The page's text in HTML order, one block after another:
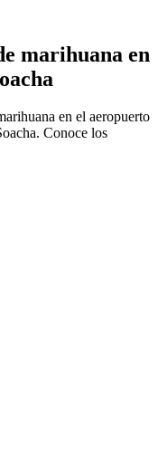
marihuana en
en el aeropuerto
Conoce los